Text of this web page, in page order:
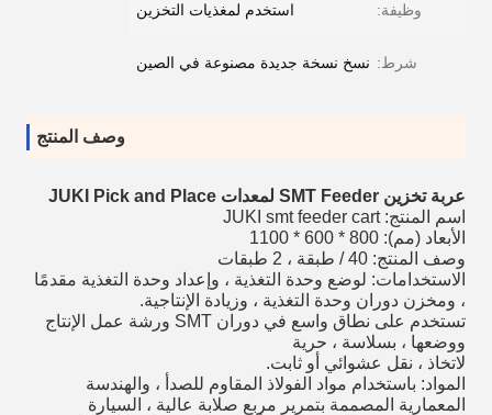
وظيفة: استخدم لمغذيات التخزين
شرط: نسخ نسخة جديدة مصنوعة في الصين
وصف المنتج
عربة تخزين SMT Feeder لمعدات JUKI Pick and Place
اسم المنتج: JUKI smt feeder cart
الأبعاد (مم): 800 * 600 * 1100
وصف المنتج: 40 / طبقة ، 2 طبقات
الاستخدامات: لوضع وحدة التغذية ، وإعداد وحدة التغذية مقدمًا
، ومخزن دوران وحدة التغذية ، وزيادة الإنتاجية.
تستخدم على نطاق واسع في دوران SMT ورشة عمل الإنتاج
ووضعها ، بسلاسة ، حرية
لاتخاذ ، نقل عشوائي أو ثابت.
المواد: باستخدام مواد الفولاذ المقاوم للصدأ ، والهندسة
المعمارية المصممة بتمرير مربع صلابة عالية ، السيارة